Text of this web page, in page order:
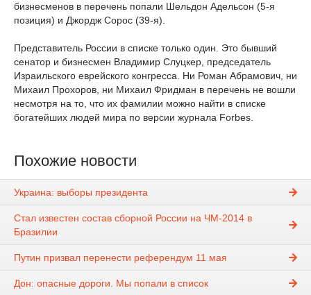
бизнесменов в перечень попали Шельдон Адельсон (5-я
позиция) и Джордж Сорос (39-я).
Представитель России в списке только один. Это бывший
сенатор и бизнесмен Владимир Слуцкер, председатель
Израильского еврейского конгресса. Ни Роман Абрамович, ни
Михаил Прохоров, ни Михаил Фридман в перечень не вошли
несмотря на то, что их фамилии можно найти в списке
богатейших людей мира по версии журнала Forbes.
Похожие новости
Украина: выборы президента
Стал известен состав сборной России на ЧМ-2014 в
Бразилии
Путин призвал перенести референдум 11 мая
Дон: опасные дороги. Мы попали в список